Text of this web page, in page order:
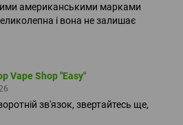
американськими марками
і вона не залишає
Vape Shop "Easy"
зв'язок, звертайтесь ще,